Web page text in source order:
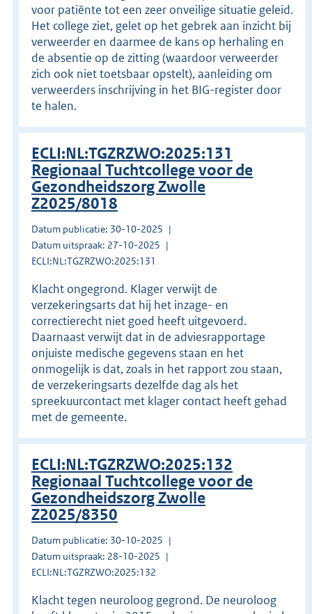
voor patiënte tot een zeer onveilige situatie geleid.
Het college ziet, gelet op het gebrek aan inzicht bij
verweerder en daarmee de kans op herhaling en
de absentie op de zitting (waardoor verweerder
zich ook niet toetsbaar opstelt), aanleiding om
verweerders inschrijving in het BIG-register door
te halen.
ECLI:NL:TGZRZWO:2025:131
Regionaal Tuchtcollege voor de
Gezondheidszorg Zwolle
Z2025/8018
Datum publicatie: 30-10-2025
Datum uitspraak: 27-10-2025
ECLI:NL:TGZRZWO:2025:131
Klacht ongegrond. Klager verwijt de
verzekeringsarts dat hij het inzage- en
correctierecht niet goed heeft uitgevoerd.
Daarnaast verwijt dat in de adviesrapportage
onjuiste medische gegevens staan en het
onmogelijk is dat, zoals in het rapport zou staan,
de verzekeringsarts dezelfde dag als het
spreekuurcontact met klager contact heeft gehad
met de gemeente.
ECLI:NL:TGZRZWO:2025:132
Regionaal Tuchtcollege voor de
Gezondheidszorg Zwolle
Z2025/8350
Datum publicatie: 30-10-2025
Datum uitspraak: 28-10-2025
ECLI:NL:TGZRZWO:2025:132
Klacht tegen neuroloog gegrond. De neuroloog